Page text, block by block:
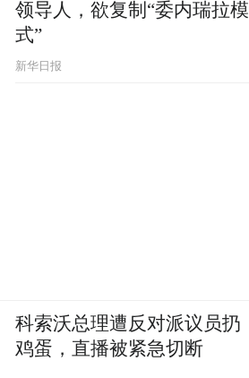
领导人，欲复制“委内瑞拉模
式”
新华日报
科索沃总理遭反对派议员扔
鸡蛋，直播被紧急切断